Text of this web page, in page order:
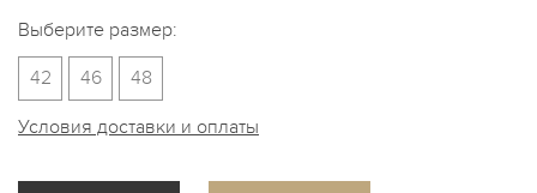
Выберите размер:
42
46 48
Условия доставки и оплаты